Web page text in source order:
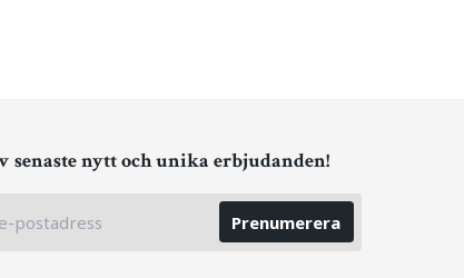
senaste nytt och unika erbjudanden!
Prenumerera